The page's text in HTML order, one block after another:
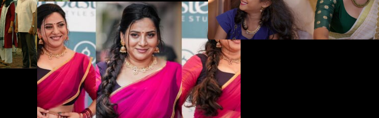
ഉദ്ഘാടന വേദിയിൽ ആരാധരെ
മയക്കുന്ന തകർപ്പൻ
ഡൻസുമായി അന്ന രാജൻ..